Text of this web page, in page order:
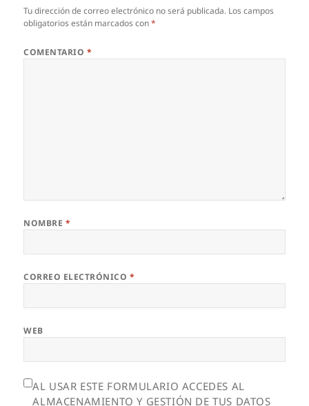
Tu dirección de correo electrónico no será publicada. Los campos
obligatorios están marcados con*
COMENTARIO *
NOMBRE *
CORREO ELECTRÓNICO *
WEB
AL USAR ESTE FORMULARIO ACCEDES AL
ALMACENAMIENTO Y GESTIÓN DE TUS DATOS